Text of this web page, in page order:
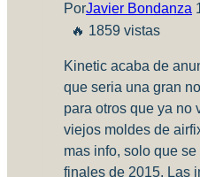
PorJavier Bondanza
🔥 1859 vistas
Kinetic acaba de
que seria una gran
para otros que ya no
viejos moldes de
mas info, solo que
finales de 2015. Las